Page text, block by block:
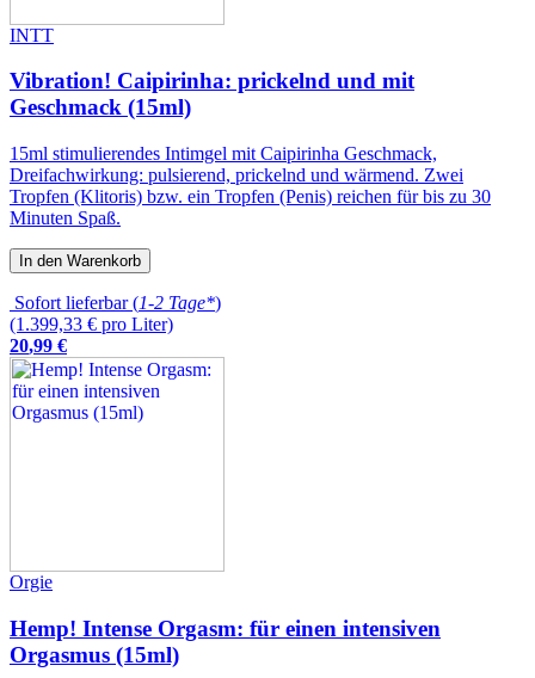
INTT
Vibration! Caipirinha: prickelnd und mit
Geschmack (15ml)
15ml stimulierendes Intimgel mit Caipirinha Geschmack,
Dreifachwirkung: pulsierend, prickelnd und wärmend. Zwei
Tropfen (Klitoris) bzw. ein Tropfen (Penis) reichen für bis zu 30
Minuten Spaß.
In den Warenkorb
Sofort lieferbar (1-2 Tage*)
(1.399,33 € pro Liter)
20,99 €
Orgie
Hemp! Intense Orgasm: für einen intensiven
Orgasmus (15ml)